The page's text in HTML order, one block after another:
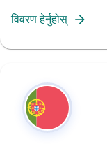
विवरण हेर्नुहोस्